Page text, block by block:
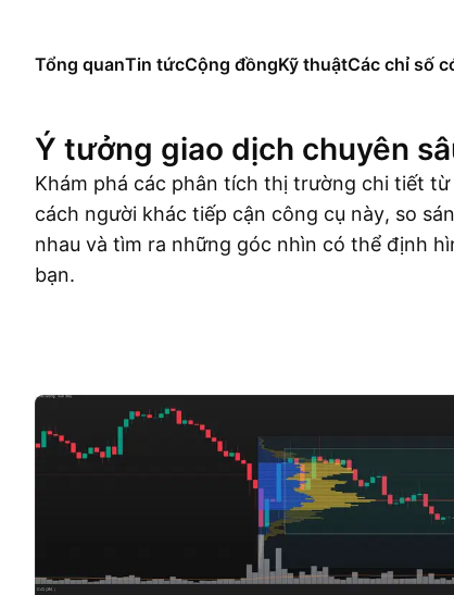
Tổng quanTin tứcCộng đồngKỹ thuậtCác chỉ số
Ý tưởng giao dịch chuyên
Khám phá các phân tích thị trường chi tiết từ
cách người khác tiếp cận công cụ này, so
nhau và tìm ra những góc nhìn có thể định
bạn.